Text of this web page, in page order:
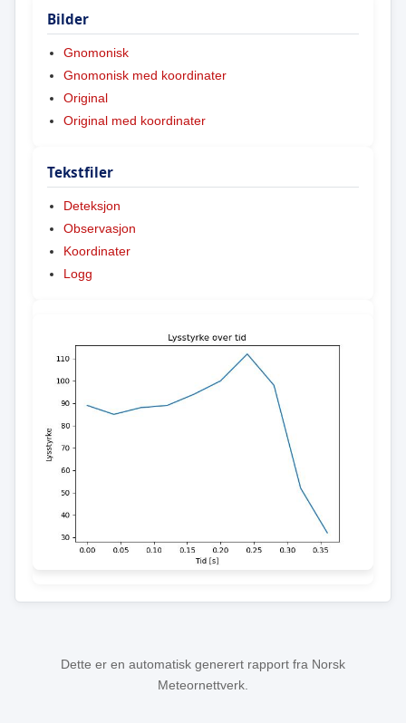
Bilder
Gnomonisk
Gnomonisk med koordinater
Original
Original med koordinater
Tekstfiler
Deteksjon
Observasjon
Koordinater
Logg
Dette er en automatisk generert rapport fra Norsk
Meteornettverk.